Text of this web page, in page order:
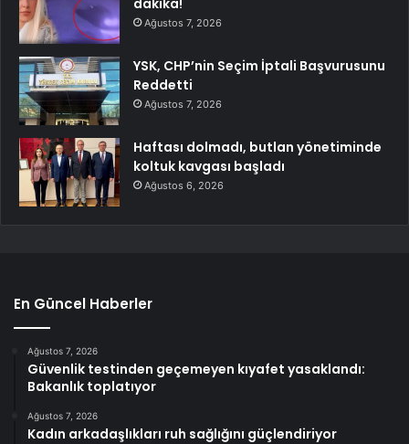
Ağustos 7, 2026
YSK, CHP’nin Seçim İptali Başvurusunu
Reddetti
Ağustos 7, 2026
Haftası dolmadı, butlan yönetiminde
koltuk kavgası başladı
Ağustos 6, 2026
En Güncel Haberler
Ağustos 7, 2026
Güvenlik testinden geçemeyen kıyafet yasaklandı:
Bakanlık toplatıyor
Ağustos 7, 2026
Kadın arkadaşlıkları ruh sağlığını güçlendiriyor